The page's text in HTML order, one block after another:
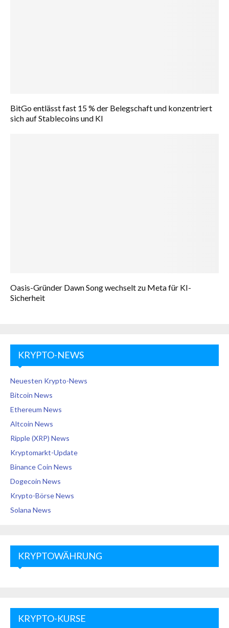
BitGo entlässt fast 15 % der Belegschaft und konzentriert
sich auf Stablecoins und KI
Oasis-Gründer Dawn Song wechselt zu Meta für KI-
Sicherheit
KRYPTO-NEWS
Neuesten Krypto-News
Bitcoin News
Ethereum News
Altcoin News
Ripple (XRP) News
Kryptomarkt-Update
Binance Coin News
Dogecoin News
Krypto-Börse News
Solana News
KRYPTOWÄHRUNG
KRYPTO-KURSE